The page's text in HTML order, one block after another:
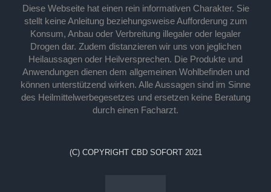
Diese Webseite hat einen rein informativen Charakter. Sie
stellt keine Anleitung beziehungsweise Aufforderung zum
Konsum, Anbau oder Verbreitung illegaler oder legaler
Drogen dar. Zudem distanzieren wir uns von jeglichen
Heilaussagen oder Heilversprechen. Die Produkte und
Anwendungen dienen dem allgemeinen Wohlbefinden und
können unterstützend wirken. Alle Aussagen sind im Sinne
des Heilmittelwerbegesetzes und ersetzen keine Beratung
durch einen Facharzt.
(C) COPYRIGHT CBD SOFORT 2021